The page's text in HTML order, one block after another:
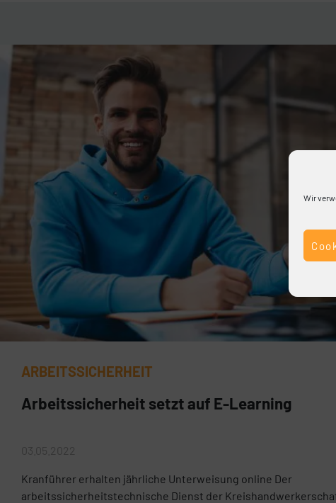
Wir
ARBEITSSICHERHEIT
Arbeitssicherheit setzt auf E-Learning
03.05.2022
Kranführer erhalten jährliche Unterweisung online Der
arbeitssicherheitstechnische Dienst der